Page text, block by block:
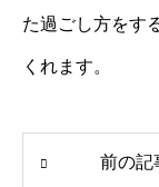
た過ごし方をす
くれます。
前の記